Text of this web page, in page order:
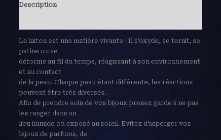
Description
Le laiton est une matière vivante ! Il s’oxyde, se ternit, se
patine ou se
déforme au fil du temps, réagissant à son environnement
et au contact
de la peau. Chaque peau étant différente, les réactions
peuvent être très diverses.
Afin de prendre soin de vos bijoux prenez garde à ne pas
les ranger dans un
lieu humide ou exposé au soleil. Evitez d’asperger vos
bijoux de parfums, de